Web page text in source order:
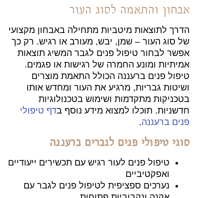
אבחון והתאמה לסוג העור
הדרך לתוצאות מיטביות מתחילה באבחון מקצועי
של סוג העור – שמן, יבש, מעורב או רגיש. רק כך
אפשר לבחור טיפול פנים לגבר המשיג תוצאות
אמיתיות ומונע החמרה של רגישות או פגמים.
טיפול פנים ברעננה הכולל התאמת מוצרים
ושיטות גבריות, מרגיע את העור ומחדש אותו
בטכניקות מתקדמות ושימוש בטכנולוגיות
חדשניות. תוכלו למצוא מידע נוסף בדף טיפולי
פנים ברעננה.
סוגי טיפולי פנים לגברים ברעננה
טיפול פנים לעור רגיש עם תכשירים ייעודיים
ואפקטיביים
נערכים ספציפית לטיפול פנים לגבר עם